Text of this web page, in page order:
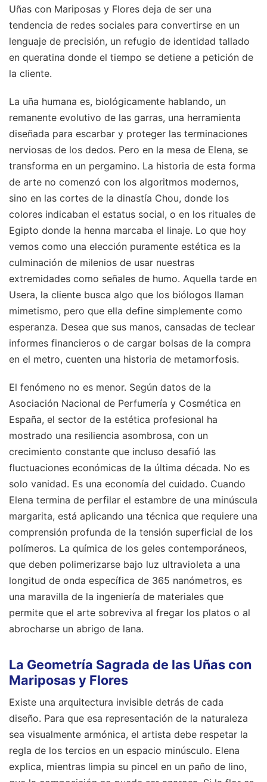
Uñas con Mariposas y Flores deja de ser una
tendencia de redes sociales para convertirse en un
lenguaje de precisión, un refugio de identidad tallado
en queratina donde el tiempo se detiene a petición de
la cliente.
La uña humana es, biológicamente hablando, un
remanente evolutivo de las garras, una herramienta
diseñada para escarbar y proteger las terminaciones
nerviosas de los dedos. Pero en la mesa de Elena, se
transforma en un pergamino. La historia de esta forma
de arte no comenzó con los algoritmos modernos,
sino en las cortes de la dinastía Chou, donde los
colores indicaban el estatus social, o en los rituales de
Egipto donde la henna marcaba el linaje. Lo que hoy
vemos como una elección puramente estética es la
culminación de milenios de usar nuestras
extremidades como señales de humo. Aquella tarde en
Usera, la cliente busca algo que los biólogos llaman
mimetismo, pero que ella define simplemente como
esperanza. Desea que sus manos, cansadas de teclear
informes financieros o de cargar bolsas de la compra
en el metro, cuenten una historia de metamorfosis.
El fenómeno no es menor. Según datos de la
Asociación Nacional de Perfumería y Cosmética en
España, el sector de la estética profesional ha
mostrado una resiliencia asombrosa, con un
crecimiento constante que incluso desafió las
fluctuaciones económicas de la última década. No es
solo vanidad. Es una economía del cuidado. Cuando
Elena termina de perfilar el estambre de una minúscula
margarita, está aplicando una técnica que requiere una
comprensión profunda de la tensión superficial de los
polímeros. La química de los geles contemporáneos,
que deben polimerizarse bajo luz ultravioleta a una
longitud de onda específica de 365 nanómetros, es
una maravilla de la ingeniería de materiales que
permite que el arte sobreviva al fregar los platos o al
abrocharse un abrigo de lana.
La Geometría Sagrada de las Uñas con
Mariposas y Flores
Existe una arquitectura invisible detrás de cada
diseño. Para que esa representación de la naturaleza
sea visualmente armónica, el artista debe respetar la
regla de los tercios en un espacio minúsculo. Elena
explica, mientras limpia su pincel en un paño de lino,